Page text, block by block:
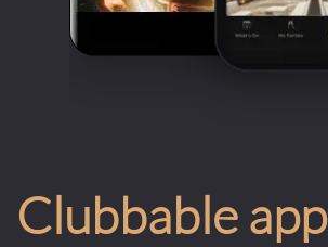
Clubbable app